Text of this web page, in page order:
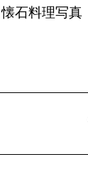
懐石料理写真